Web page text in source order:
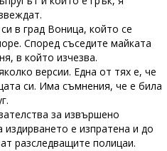
в град Воница, който се
Според съседите майката
в който изчезва.
версии. Една от тях е, че
си. Има съмнения, че е била
за извършено
е изпратена и до
разследващите полицаи.